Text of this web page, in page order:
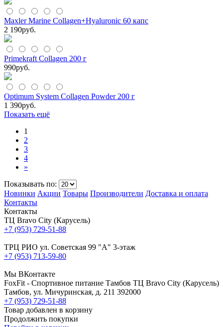
Maxler Marine Collagen+Hyaluronic 60 капс
2 190руб.
Primekraft Collagen 200 г
990руб.
Optimum System Collagen Powder 200 г
1 390руб.
Показать ещё
1
2
3
4
»
Показывать по:
Новинки Акции Товары Производители Доставка и оплата
Контакты
Контакты
ТЦ Bravo City (Карусель)
+7 (953) 729-51-88
ТРЦ РИО ул. Советская 99 "А" 3-этаж
+7 (953) 713-59-80
Мы ВКонтакте
FoxFit - Спортивное питание Тамбов ТЦ Bravo City (Карусель)
Тамбов, ул. Мичуринская, д. 211 392000
+7 (953) 729-51-88
Товар добавлен в корзину
Продолжить покупки